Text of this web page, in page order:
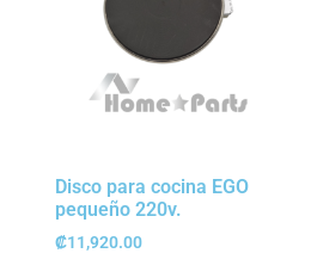
Disco para cocina EGO
pequeño 220v.
₡11,920.00